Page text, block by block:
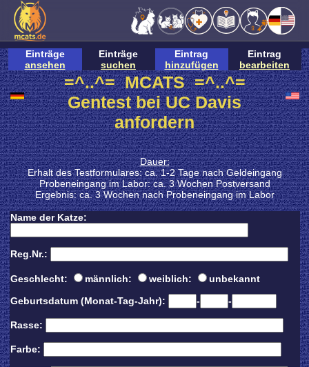
Einträge
ansehen
Einträge
suchen
Eintrag
hinzufügen
Eintrag
bearbeiten
=^..^= MCATS =^..^=
Gentest bei UC Davis
anfordern
Dauer:
Erhalt des Testformulares: ca. 1-2 Tage nach Geldeingang
Probeneingang im Labor: ca. 3 Wochen Postversand
Ergebnis: ca. 3 Wochen nach Probeneingang im Labor
Name der Katze:
Reg.Nr.:
Geschlecht: männlich: weiblich:
unbekannt
Geburtsdatum (Monat-Tag-Jahr):
- -
Rasse:
Farbe: